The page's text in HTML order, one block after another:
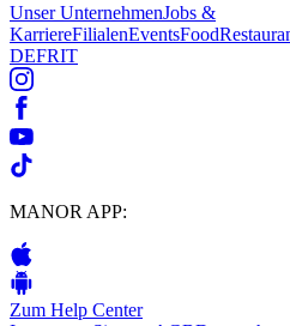
Unser UnternehmenJobs &
KarriereFilialenEventsFood
DEFRIT
MANOR APP:
Zum Help Center